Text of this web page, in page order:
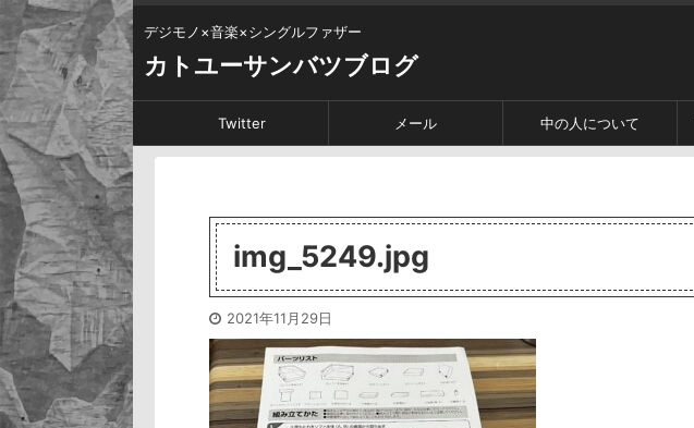
デジモノ×音楽×シングルファザー
カトユーサンバツブログ
Twitter メール 中の人について
img_5249.jpg
2021年11月29日